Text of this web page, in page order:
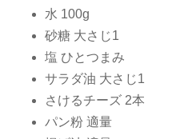
水 100g
砂糖 大さじ1
塩 ひとつまみ
サラダ油 大さじ1
さけるチーズ 2本
パン粉 適量